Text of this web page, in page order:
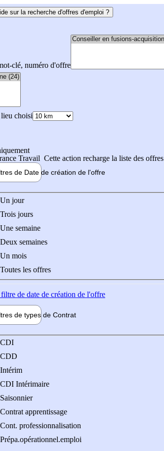
sur la recherche d'offres d'emploi ?
clé, numéro d'offre
choisi
Travail Cette action recharge la liste des offres
de Date de création de l'offre
de l'offre
Un jour
Trois jours
Une semaine
Deux semaines
Un mois
Toutes les offres
de date de création de l'offre
de types de Contrat
CDI
CDD
Intérim
CDI Intérimaire
Saisonnier
Contrat apprentissage
Cont. professionnalisation
Prépa.opérationnel.emploi